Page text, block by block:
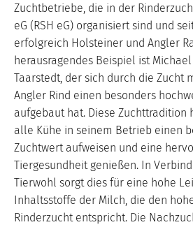
Zuchtbetriebe, die in der
eG (RSH eG) organisiert sind und
erfolgreich Holsteiner und Angler
herausragendes Beispiel ist
Taarstedt, der sich durch die Zucht
Angler Rind einen besonders
aufgebaut hat. Diese Zuchttradition
alle Kühe in seinem Betrieb einen
Zuchtwert aufweisen und eine
Tiergesundheit genießen. In
Tierwohl sorgt dies für eine hohe
Inhaltsstoffe der Milch, die den
Rinderzucht entspricht. Die